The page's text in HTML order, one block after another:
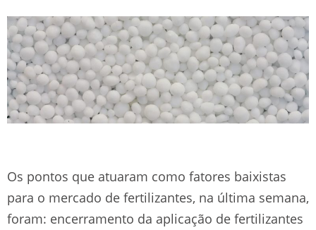
Os pontos que atuaram como fatores baixistas
para o mercado de fertilizantes, na última semana,
foram: encerramento da aplicação de fertilizantes